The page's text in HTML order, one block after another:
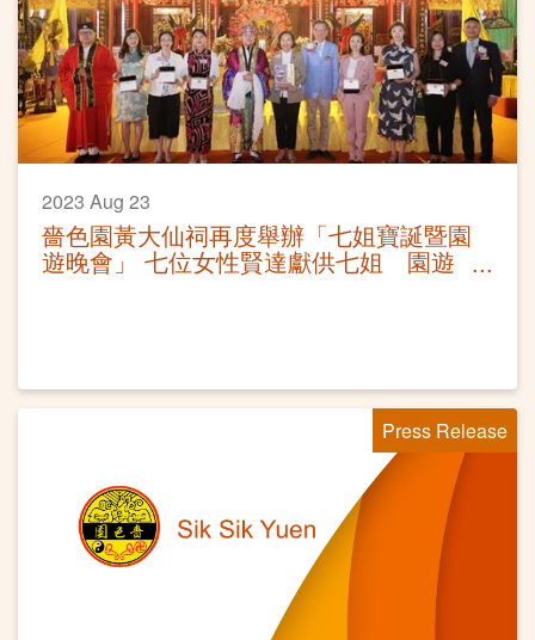
2023 Aug 23
嗇色園黃大仙祠再度舉辦「七姐寶誕暨園
遊晚會」 七位女性賢達獻供七姐 園遊
Press Release